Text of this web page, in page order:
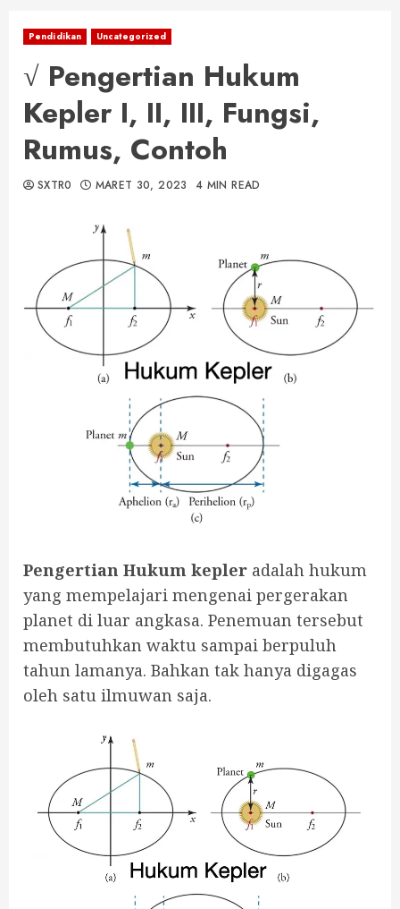
Pendidikan Uncategorized
√ Pengertian Hukum
Kepler I, II, III, Fungsi,
Rumus, Contoh
SXTR0 MARET 30, 2023 4 MIN READ
Pengertian Hukum kepler adalah hukum
yang mempelajari mengenai pergerakan
planet di luar angkasa. Penemuan tersebut
membutuhkan waktu sampai berpuluh
tahun lamanya. Bahkan tak hanya digagas
oleh satu ilmuwan saja.